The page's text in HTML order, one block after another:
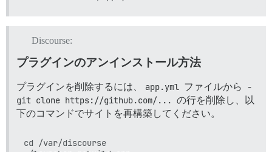
Discourse:
プラグインのアンインストール方法
プラグインを削除するには、 app.yml ファイルから
-
git clone https://github.com/... の行を削除し、以
下のコマンドでサイトを再構築してください。
cd /var/discourse